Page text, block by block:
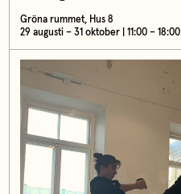
Gröna rummet, Hus 8
29 augusti – 31 oktober | 11:00 – 18:00